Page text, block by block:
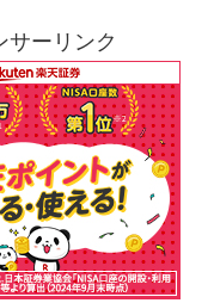
サーリンク